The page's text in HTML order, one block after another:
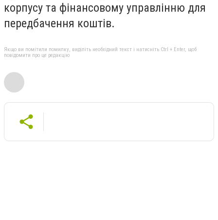
корпусу та фінансовому управлінню для
передбачення коштів.
Якщо ви помітили помилку, виділіть необхідний текст і натисніть Ctrl + Enter, щоб
повідомити про це редакцію